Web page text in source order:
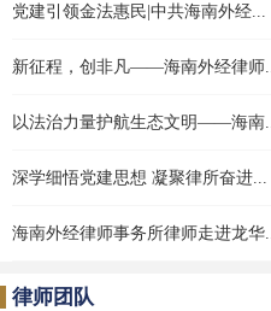
党建引领金法惠民|中共海南外经...
新征程，创非凡——海南外经律师...
以法治力量护航生态文明——海南...
深学细悟党建思想 凝聚律所奋进...
海南外经律师事务所律师走进龙华...
律师团队